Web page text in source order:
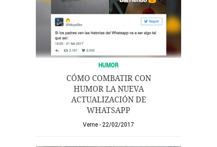
HUMOR
CÓMO COMBATIR CON
HUMOR LA NUEVA
ACTUALIZACIÓN DE
WHATSAPP
Verne 22/02/2017